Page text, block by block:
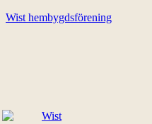
Wist hembygdsförening